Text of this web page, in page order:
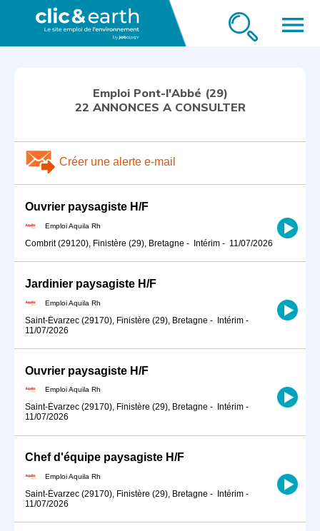
menu
Emploi Pont-l'Abbé (29)
22 ANNONCES A CONSULTER
Créer une alerte e-mail
Ouvrier paysagiste H/F
Emploi Aquila Rh
Combrit (29120), Finistère (29), Bretagne - Intérim - 11/07/2026
Jardinier paysagiste H/F
Emploi Aquila Rh
Saint-Évarzec (29170), Finistère (29), Bretagne - Intérim -
11/07/2026
Ouvrier paysagiste H/F
Emploi Aquila Rh
Saint-Évarzec (29170), Finistère (29), Bretagne - Intérim -
11/07/2026
Chef d'équipe paysagiste H/F
Emploi Aquila Rh
Saint-Évarzec (29170), Finistère (29), Bretagne - Intérim -
11/07/2026